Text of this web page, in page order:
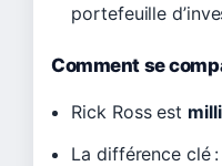
portefeuille
Comment se
Rick Ross est
La différence clé